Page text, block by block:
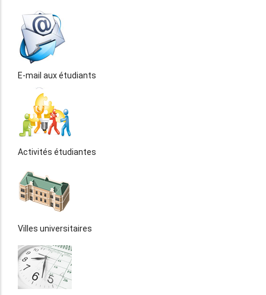
E-mail aux étudiants
Activités étudiantes
Villes universitaires